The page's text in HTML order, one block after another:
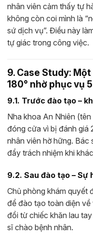
nhân viên cảm thấy tự
không còn coi mình là
sứ dịch vụ”. Điều này
tự giác trong công việc.
9. Case Study:
180° nhờ phục vụ
9.1. Trước đào tạo –
Nha khoa An Nhiên
đóng cửa vì bị đánh giá
nhân viên hờ hững. Bác
đẩy trách nhiệm khi
9.2. Sau đào tạo – Sự
Chủ phòng khám quyết
để đào tạo toàn diện
đổi từ chiếc khăn lau
sĩ chào bệnh nhân.